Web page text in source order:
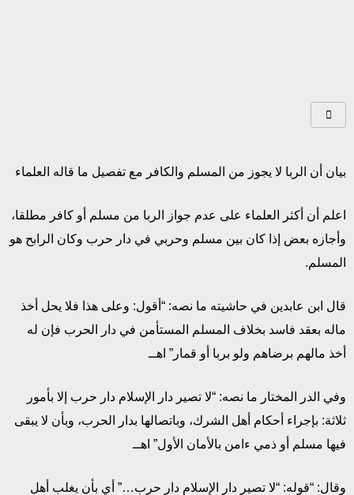
بيان أن الربا لا يجوز من المسلم والكافر مع تفصيل ما قاله العلماء
اعلم أن أكثر العلماء على عدم جواز الربا من مسلم أو كافر مطلقا،
وأجازه بعض إذا كان بين مسلم وحربي في دار حرب وكان الرابح هو
المسلم.
قال ابن عابدين في حاشيته ما نصه: “أقول: وعلى هذا فلا يحل أخذ
ماله بعقد فاسد بخلاف المسلم المستأمن في دار الحرب فإن له
أخذ مالهم برضاهم ولو بربا أو قمار” اهــ
وفي الدر المختار ما نصه: “لا تصير دار الإسلام دار حرب إلا بأمور
ثلاثة: بإجراء أحكام أهل الشرك، وباتصالها بدار الحرب، وبأن لا يبقى
فيها مسلم أو ذمي ءامن بالأمان الأول” اهــ
وقال: “قوله: “لا تصير دار الإسلام دار حرب…” أي بأن يغلب أهل